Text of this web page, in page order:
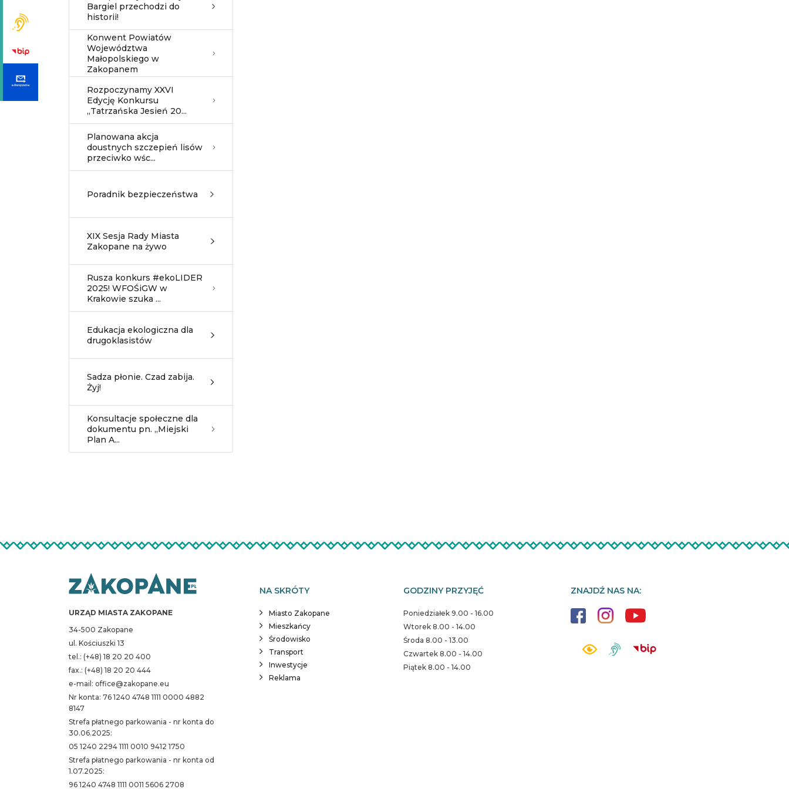
Bargiel przechodzi do
historii!
Konwent Powiatów
Województwa
Małopolskiego w
Zakopanem
Rozpoczynamy XXVI
Edycję Konkursu
„Tatrzańska Jesień 20...
Planowana akcja
doustnych szczepień lisów
przeciwko wśc...
Poradnik bezpieczeństwa
XIX Sesja Rady Miasta
Zakopane na żywo
Rusza konkurs #ekoLIDER
2025! WFOŚiGW w
Krakowie szuka ...
Edukacja ekologiczna dla
drugoklasistów
Sadza płonie. Czad zabija.
Żyj!
Konsultacje społeczne dla
dokumentu pn. „Miejski
Plan A...
URZĄD MIASTA ZAKOPANE
34-500 Zakopane
ul. Kościuszki 13
tel.: (+48) 18 20 20 400
fax.: (+48) 18 20 20 444
e-mail: office@zakopane.eu
Nr konta: 76 1240 4748 1111 0000 4882
8147
Strefa płatnego parkowania - nr konta do
30.06.2025:
05 1240 2294 1111 0010 9412 1750
Strefa płatnego parkowania - nr konta od
1.07.2025:
96 1240 4748 1111 0011 5606 2708
NA SKRÓTY
Miasto Zakopane
Mieszkańcy
Środowisko
Transport
Inwestycje
Reklama
GODZINY PRZYJĘĆ
Poniedziałek 9.00 - 16.00
Wtorek 8.00 - 14.00
Środa 8.00 - 13.00
Czwartek 8.00 - 14.00
Piątek 8.00 - 14.00
ZNAJDŹ NAS NA: